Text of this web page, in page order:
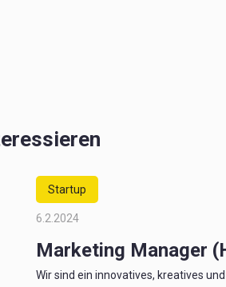
Startup
6.2.2024
Marketing Manager
Wir sind ein innovatives, kreatives